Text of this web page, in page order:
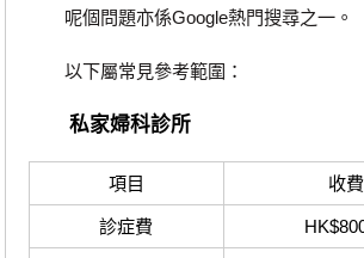
呢個問題亦係Google熱門搜尋之一。
以下屬常見參考範圍：
私家婦科診所
項目 收
診症費